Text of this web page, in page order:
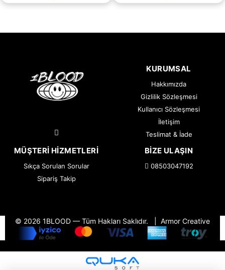
KURUMSAL
Hakkımızda
Gizlilik Sözleşmesi
Kullanıcı Sözleşmesi
İletişim
Teslimat & İade
MÜŞTERI HIZMETLERI
Sıkça Sorulan Sorular
Sipariş Takip
BIZE ULAŞIN
08503047192
© 2026 1BLOOD — Tüm Hakları Saklıdır. Armor Creative